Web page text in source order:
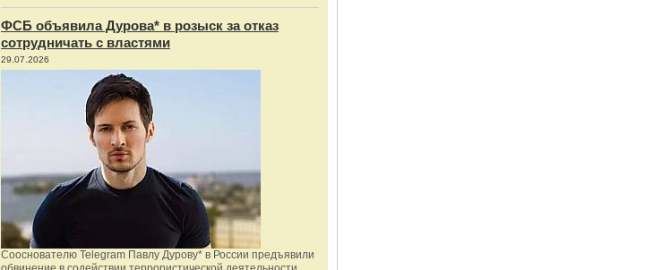
ФСБ объявила Дурова* в розыск за отказ
сотрудничать с властями
29.07.2026
Сооснователю Telegram Павлу Дурову* в России предъявили